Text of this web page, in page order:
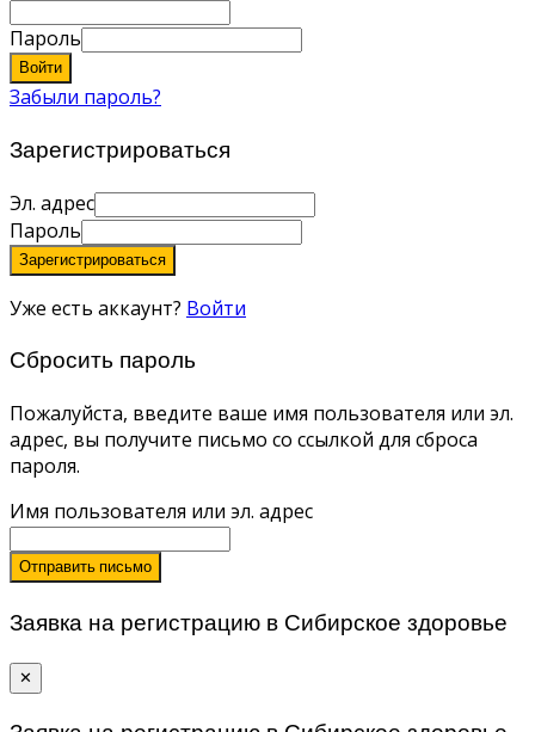
Пароль
Войти
Забыли пароль?
Зарегистрироваться
Эл. адрес
Пароль
Зарегистрироваться
Уже есть аккаунт? Войти
Сбросить пароль
Пожалуйста, введите ваше имя пользователя или эл.
адрес, вы получите письмо со ссылкой для сброса
пароля.
Имя пользователя или эл. адрес
Отправить письмо
Заявка на регистрацию в Сибирское здоровье
✕